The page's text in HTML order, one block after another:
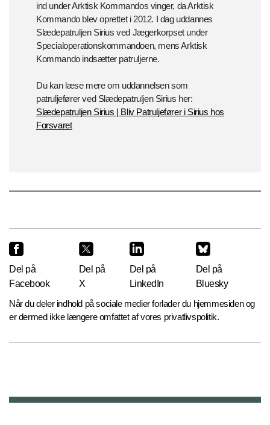
ind under Arktisk Kommandos vinger, da Arktisk
Kommando blev oprettet i 2012. I dag uddannes
Slædepatruljen Sirius ved Jægerkorpset under
Specialoperationskommandoen, mens Arktisk
Kommando indsætter patruljerne.
Du kan læse mere om uddannelsen som
patruljefører ved Slædepatruljen Sirius her:
Slædepatruljen Sirius | Bliv Patruljefører i Sirius hos
Forsvaret
Del på
Facebook
Del på
X
Del på
LinkedIn
Del på
Bluesky
Når du deler indhold på sociale medier forlader du hjemmesiden og
er dermed ikke længere omfattet af vores privatlivspolitik.